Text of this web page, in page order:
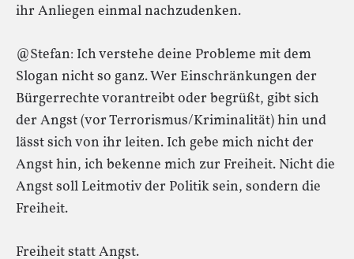
ihr Anliegen einmal nachzudenken.
@Stefan: Ich verstehe deine Probleme mit dem
Slogan nicht so ganz. Wer Einschränkungen der
Bürgerrechte vorantreibt oder begrüßt, gibt sich
der Angst (vor Terrorismus/Kriminalität) hin und
lässt sich von ihr leiten. Ich gebe mich nicht der
Angst hin, ich bekenne mich zur Freiheit. Nicht die
Angst soll Leitmotiv der Politik sein, sondern die
Freiheit.
Freiheit statt Angst.